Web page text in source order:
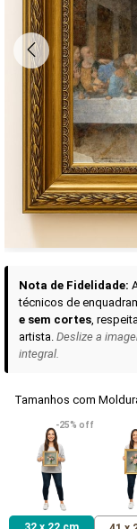
Trazemos a
alto padrão da sua
pintores renomados
das obras doséculo
molduras emMadeira
Curadoria das
A seleção de obras-
sociais, reunidas aqui
VER DETALHES
Madona de Loreto
R$ 538,42
Nota de Fidelidade:
técnicos de
e sem cortes,
artista. Deslize a
integral.
Tamanhos com
-25% off